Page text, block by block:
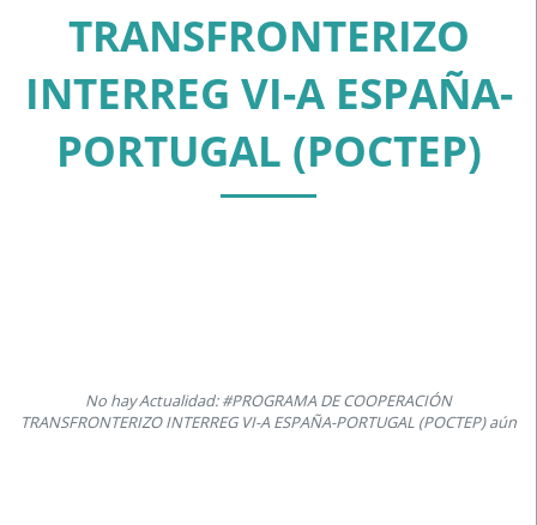
TRANSFRONTERIZO
INTERREG VI-A ESPAÑA-
PORTUGAL (POCTEP)
No hay Actualidad: #PROGRAMA DE COOPERACIÓN
TRANSFRONTERIZO INTERREG VI-A ESPAÑA-PORTUGAL (POCTEP) aún